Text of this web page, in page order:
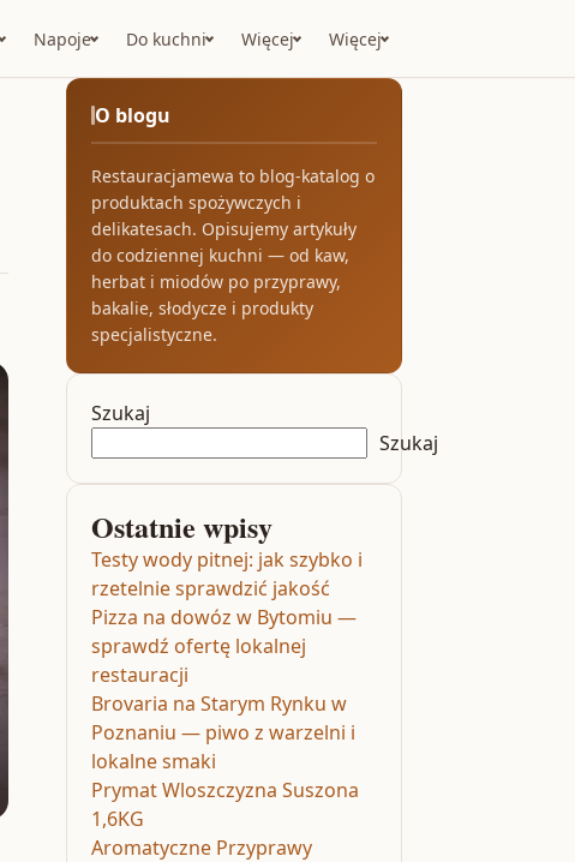
Napoje Do kuchni Więcej Więcej
O blogu
Restauracjamewa to blog-katalog o
produktach spożywczych i
delikatesach. Opisujemy artykuły
do codziennej kuchni — od kaw,
herbat i miodów po przyprawy,
bakalie, słodycze i produkty
specjalistyczne.
Szukaj
Szukaj
Ostatnie wpisy
Testy wody pitnej: jak szybko i
rzetelnie sprawdzić jakość
Pizza na dowóz w Bytomiu —
sprawdź ofertę lokalnej
restauracji
Brovaria na Starym Rynku w
Poznaniu — piwo z warzelni i
lokalne smaki
Prymat Wloszczyzna Suszona
1,6KG
Aromatyczne Przyprawy